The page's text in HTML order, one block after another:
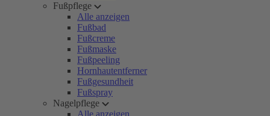
Fußpflege
Alle anzeigen
Fußbad
Fußcreme
Fußmaske
Fußpeeling
Hornhautentferner
Fußgesundheit
Fußspray
Nagelpflege
Alle anzeigen